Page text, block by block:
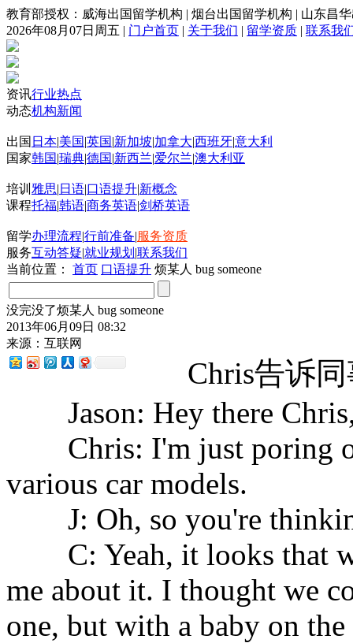
教育部授权：威海出国留学机构 | 烟台出国留学机构 | 山东昌
2026年08月07日周五 | 门户首页 | 关于我们 | 留学资质 | 联系我
资讯行业热点
动态机构新闻
出国 日本|美国|英国|新加坡|加拿大|西班牙|意大利
国家韩国|瑞典|德国|新西兰|爱尔兰|澳大利亚
培训 雅思| 日语|口语提升|新概念
课程托福|韩语|商务英语|剑桥英语
留学办理流程|行前准备|服务资质
服务互动答疑|就业规划 |联系我们
当前位置：
首页 口语提升 烦某人 bug someone
没完没了烦某人 bug someone
2013年06月09日 08:32
来源：互联网
Chris告诉同
Jason: Hey there Chris,
Chris: I'm just poring
various car models.
J: Oh, so you're
C: Yeah, it looks that
me about it. I thought we
one, but with a baby on